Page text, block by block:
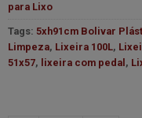
para Lixo
Tags: 5xh91cm Bolivar
Limpeza, Lixeira 100L,
51x57, lixeira com pedal ,